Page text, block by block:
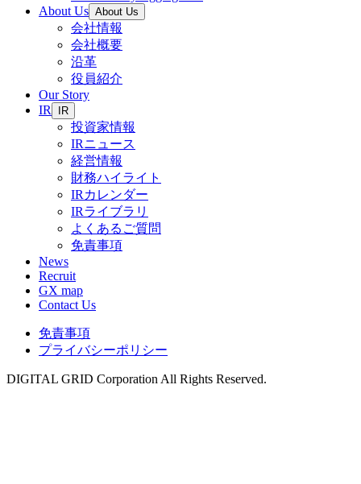
About Us About Us
会社情報
会社概要
沿革
役員紹介
Our Story
IR
IR
投資家情報
IRニュース
経営情報
財務ハイライト
IRカレンダー
IRライブラリ
よくあるご質問
免責事項
News
Recruit
GX map
Contact Us
免責事項
プライバシーポリシー
DIGITAL GRID Corporation All Rights Reserved.